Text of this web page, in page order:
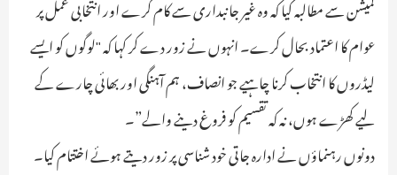
کمیشن سے مطالبہ کیا کہ وہ غیر جانبداری سے کام کرے اور انتخابی عمل پر
عوام کا اعتماد بحال کرے۔ انہوں نے زور دے کر کہا کہ "لوگوں کو ایسے
لیڈروں کا انتخاب کرنا چاہیے جو انصاف، ہم آہنگی اور بھائی چارے کے
لیے کھڑے ہوں، نہ کہ تقسیم کو فروغ دینے والے”۔
دونوں رہنماؤں نے ادارہ جاتی خود شناسی پر زور دیتے ہوئے اختتام کیا۔